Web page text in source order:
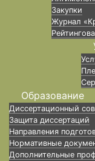
Закупки
Журнал
Образование
Диссертационный
Защита диссертаций
Направления
Нормативные
Дополнительные